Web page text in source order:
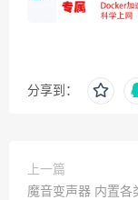
分享到：
上一篇
魔音变声器 内置各